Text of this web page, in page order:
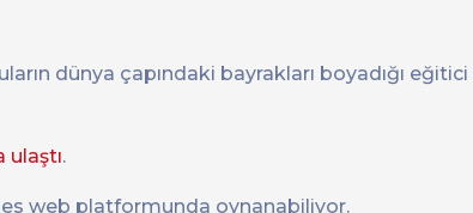
dünya çapındaki bayrakları boyadığı
ulaştı.
web platformunda oynanabiliyor.